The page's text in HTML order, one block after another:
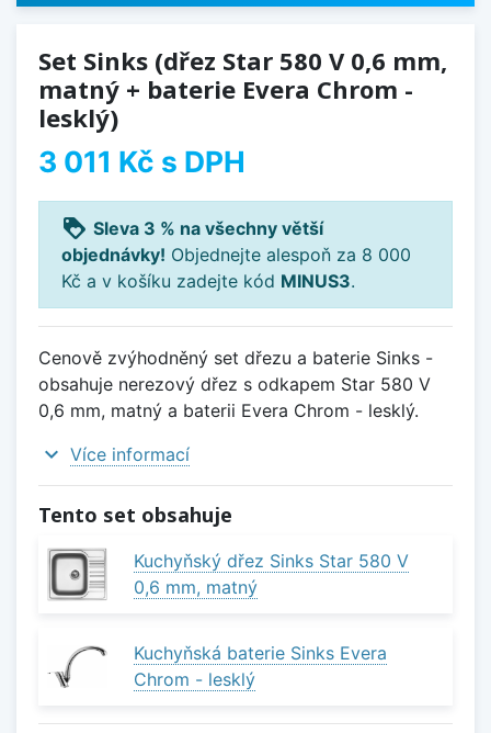
Set Sinks (dřez Star 580 V 0,6 mm,
matný + baterie Evera Chrom -
lesklý)
3 011 Kč s DPH
loyalty Sleva 3 % na všechny větší
objednávky! Objednejte alespoň za 8 000
Kč a v košíku zadejte kód MINUS3.
Cenově zvýhodněný set dřezu a baterie Sinks -
obsahuje nerezový dřez s odkapem Star 580 V
0,6 mm, matný a baterii Evera Chrom - lesklý.
expand_more Více informací
Tento set obsahuje
Kuchyňský dřez Sinks Star 580 V
0,6 mm, matný
Kuchyňská baterie Sinks Evera
Chrom - lesklý